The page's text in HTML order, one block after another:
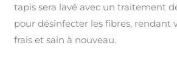
tapis sera lavé avec un traitement
pour désinfecter les fibres, rendant
frais et sain à nouveau.